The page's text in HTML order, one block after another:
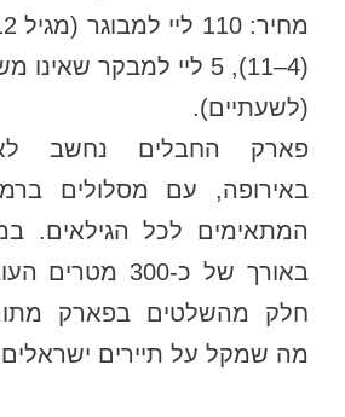
(4–11), 5 ליי למבקר
(לשעתיים).
פארק החבלים נחשב
באירופה, עם מסלולים
המתאימים לכל הגילאים.
באורך של כ-300
חלק מהשלטים בפארק
מה שמקל על תיירים